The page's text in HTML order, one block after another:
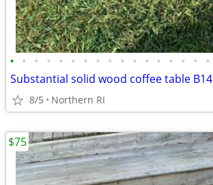
• • • • • • • • • • • • • • • • •
Substantial solid wood coffee table B14
8/5 Northern RI
$75